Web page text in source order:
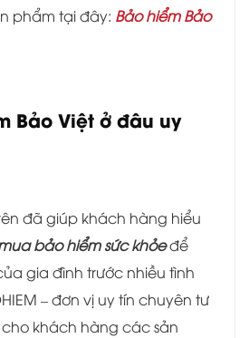
phẩm tại đây: Bảo hiểm Bảo
Bảo Việt ở đâu uy
đã giúp khách hàng hiểu
bảo hiểm sức khỏeđể
gia đình trước nhiều tình
– đơn vị uy tín chuyên tư
khách hàng các sản